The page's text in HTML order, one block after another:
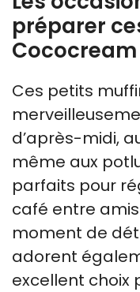
préparer
Cococream
Ces petits
d’après-midi,
même aux
parfaits pour
café entre
moment de
adorent
excellent choix